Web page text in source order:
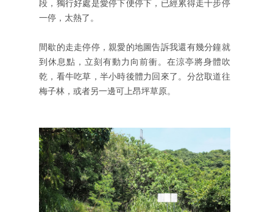
段，獨行好處是愛停下便停下，已經累得走十步停
一停，太熱了。
間歇的走走停停，親愛的地圖告訴我還有幾分鐘就
到休息點，立刻有動力向前衝。在涼亭將身體吹
乾，看牛吃草，半小時後體力回來了。分岔取道往
梅子林，或者另一邊可上昂坪草原。